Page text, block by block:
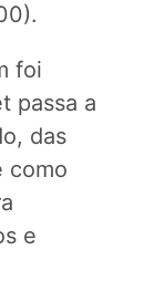
foi
passa a
das
como
e